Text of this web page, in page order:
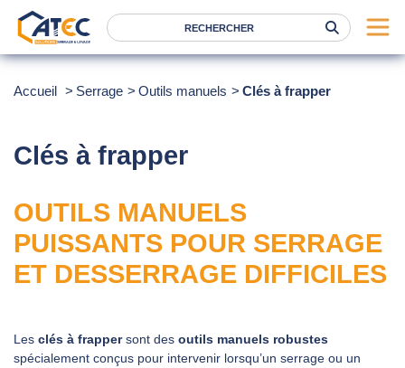
Services
Nos agences
FAQ
Accueil Serrage Outils manuels Clés à frapper
Clés à frapper
OUTILS MANUELS
PUISSANTS POUR SERRAGE
ET DESSERRAGE DIFFICILES
Les clés à frappersont des outils manuels robustes
spécialement conçus pour intervenir lorsqu’un serrage ou un